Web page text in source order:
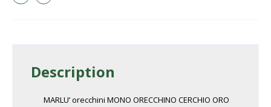
Description
MARLU’ orecchini MONO ORECCHINO CERCHIO ORO